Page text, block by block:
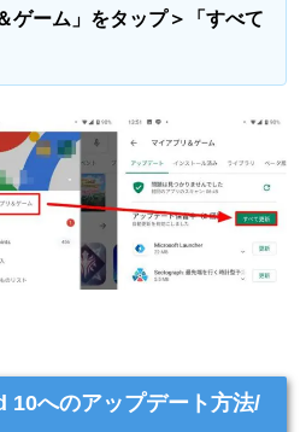
ゲーム」をタップ＞「すべて
へのアップデート方法/